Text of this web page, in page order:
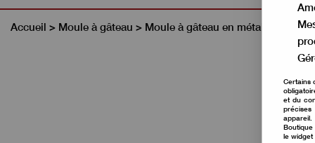
Accueil > Moule à gâteau > Moule à gâteau en métal Moule
Certains
et du
le widget